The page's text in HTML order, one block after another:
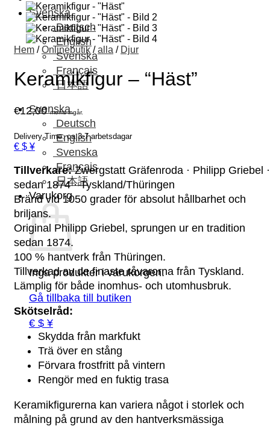
Svenska
Deutsch
English
Svenska
Français
日本語
Svenska
Deutsch
English
Svenska
Français
日本語
Varukorg
Inga produkter i varukorgen.
Gå tillbaka till butiken
€ $ ¥
Hem / Onlinebutik / alla / Djur
Keramikfigur – “Häst”
€12,00 moms ingår.
Delivery Time: ca 3-7 arbetsdagar
€ $ ¥
Tillverkare:Zwergstatt Gräfenroda · Philipp Griebel ·
sedan 1874 · Tyskland/Thüringen
Bränd vid 1050 grader för absolut hållbarhet och
briljans.
Original Philipp Griebel, sprungen ur en tradition
sedan 1874.
100 % hantverk från Thüringen.
Tillverkad av de finaste råvarorna från Tyskland.
Lämplig för både inomhus- och utomhusbruk.
Skötselråd:
Skydda från markfukt
Trä över en stång
Förvara frostfritt på vintern
Rengör med en fuktig trasa
Keramikfigurerna kan variera något i storlek och
målning på grund av den hantverksmässiga